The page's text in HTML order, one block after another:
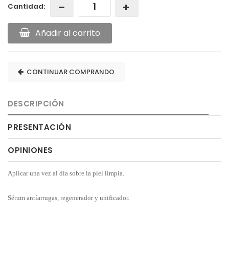
Cantidad:
Añadir al carrito
CONTINUAR COMPRANDO
DESCRIPCIÓN
PRESENTACIÓN
OPINIONES
Aplicar una vez al día sobre la piel limpia.
Sérum antíarrugas, regenerador y unificador.